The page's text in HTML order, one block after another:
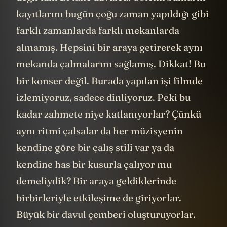
kayıtlarını bugün çoğu zaman yapıldığı gibi
farklı zamanlarda farklı mekanlarda
almamış. Hepsini bir araya getirerek aynı
mekanda çalmalarını sağlamış. Dikkat! Bu
bir konser değil. Burada yapılan işi filmde
izlemiyoruz, sadece dinliyoruz. Peki bu
kadar zahmete niye katlanıyorlar? Çünkü
aynı ritmi çalsalar da her müzisyenin
kendine göre bir çalış stili var ya da
kendine has bir kusurla çalıyor mu
demeliydik? Bir araya geldiklerinde
birbirleriyle etkileşime de giriyorlar.
Büyük bir davul çemberi oluşturuyorlar.